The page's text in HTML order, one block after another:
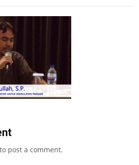
to post a comment.